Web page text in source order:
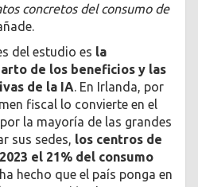
concretos del consumo de
del estudio es la
de los beneficios y las
de la IA. En Irlanda, por
fiscal lo convierte en el
la mayoría de las grandes
sus sedes, los centros de
el 21% del consumo
hecho que el país ponga en